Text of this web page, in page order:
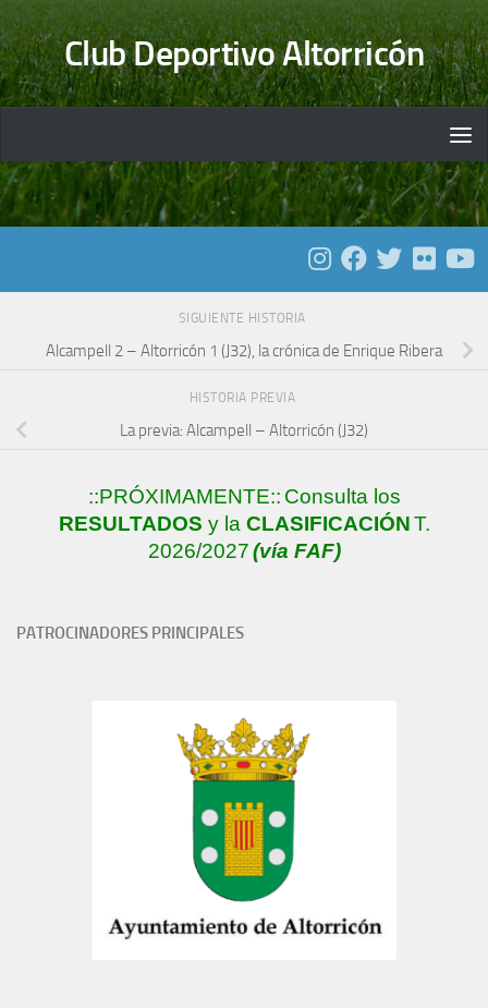
Saltar al contenido
Club Deportivo Altorricón
SIGUIENTE HISTORIA
Alcampell 2 – Altorricón 1 (J32), la crónica de Enrique Ribera
HISTORIA PREVIA
La previa: Alcampell – Altorricón (J32)
::PRÓXIMAMENTE:: Consulta los
RESULTADOS y la CLASIFICACIÓNT.
2026/2027(vía FAF)
PATROCINADORES PRINCIPALES